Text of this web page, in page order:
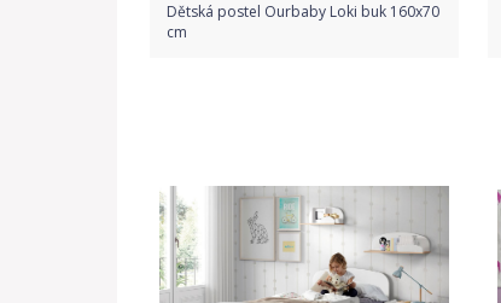
Dětská postel Ourbaby Loki buk 160x70
cm